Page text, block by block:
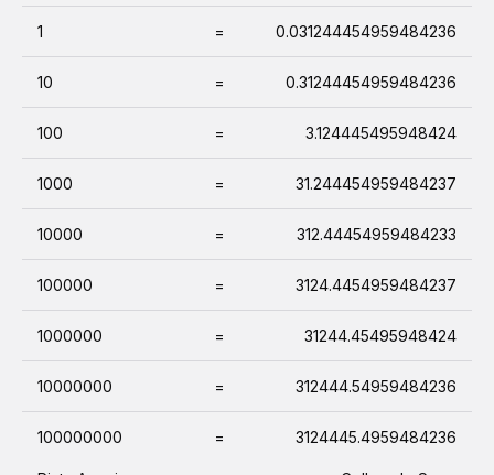
1 = 0.031244454959484236
10 = 0.31244454959484236
100 = 3.124445495948424
1000 = 31.244454959484237
10000 = 312.44454959484233
100000 = 3124.4454959484237
1000000 = 31244.45495948424
10000000 = 312444.54959484236
100000000 = 3124445.4959484236